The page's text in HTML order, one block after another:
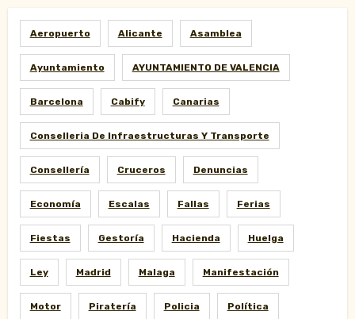
Aeropuerto Alicante Asamblea
Ayuntamiento AYUNTAMIENTO DE VALENCIA
Barcelona Cabify Canarias
Conselleria De Infraestructuras Y Transporte
Consellería Cruceros Denuncias
Economía Escalas Fallas Ferias
Fiestas Gestoría Hacienda Huelga
Ley Madrid Malaga Manifestación
Motor Piratería Policia Política